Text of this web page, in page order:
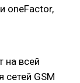
oneFactor,
на всей
сетей GSM